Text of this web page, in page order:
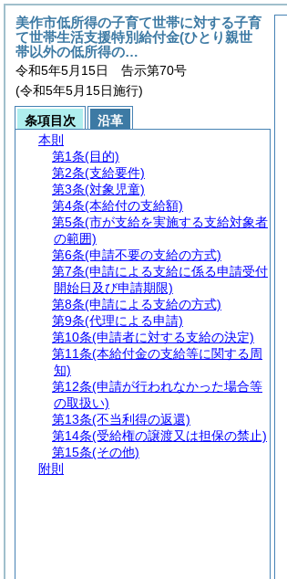
美作市低所得の子育て世帯に対する子育
て世帯生活支援特別給付金(ひとり親世
帯以外の低所得の…
令和5年5月15日 告示第70号
(令和5年5月15日施行)
条項目次
沿革
本則
第1条(目的)
第2条(支給要件)
第3条(対象児童)
第4条(本給付の支給額)
第5条(市が支給を実施する支給対象者
の範囲)
第6条(申請不要の支給の方式)
第7条(申請による支給に係る申請受付
開始日及び申請期限)
第8条(申請による支給の方式)
第9条(代理による申請)
第10条(申請者に対する支給の決定)
第11条(本給付金の支給等に関する周
知)
第12条(申請が行われなかった場合等
の取扱い)
第13条(不当利得の返還)
第14条(受給権の譲渡又は担保の禁止)
第15条(その他)
附則